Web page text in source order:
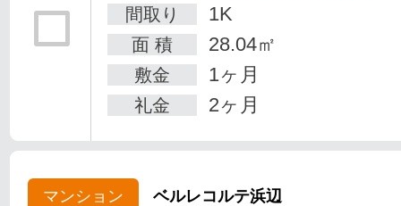
間取り
1K
面 積 28.04㎡
敷金 1ヶ月
礼金 2ヶ月
マンション ベルレコルテ浜辺